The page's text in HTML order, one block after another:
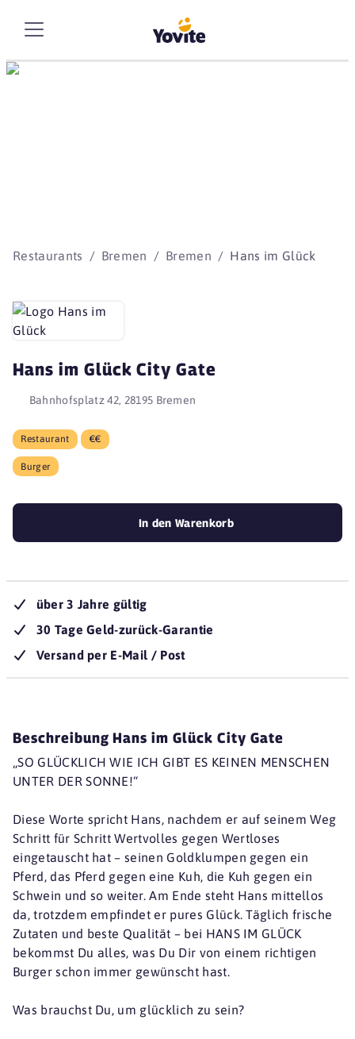
Restaurants Bremen Bremen Hans im Glück
Hans im Glück City Gate
Bahnhofsplatz 42, 28195 Bremen
Restaurant €€
Burger
In den Warenkorb
über 3 Jahre gültig
30 Tage Geld-zurück-Garantie
Versand per E-Mail / Post
Beschreibung Hans im Glück City Gate
„SO GLÜCKLICH WIE ICH GIBT ES KEINEN MENSCHEN
UNTER DER SONNE!“
Diese Worte spricht Hans, nachdem er auf seinem Weg
Schritt für Schritt Wertvolles gegen Wertloses
eingetauscht hat – seinen Goldklumpen gegen ein
Pferd, das Pferd gegen eine Kuh, die Kuh gegen ein
Schwein und so weiter. Am Ende steht Hans mittellos
da, trotzdem empfindet er pures Glück. Täglich frische
Zutaten und beste Qualität – bei HANS IM GLÜCK
bekommst Du alles, was Du Dir von einem richtigen
Burger schon immer gewünscht hast.
Was brauchst Du, um glücklich zu sein?